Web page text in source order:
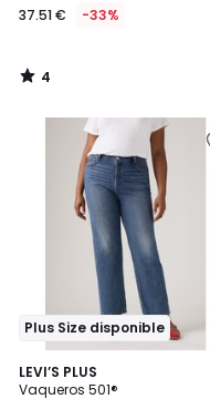
37.51 € -33%
4
/
Plus Size disponible
LEVI’S PLUS
Vaqueros 501®
5
/